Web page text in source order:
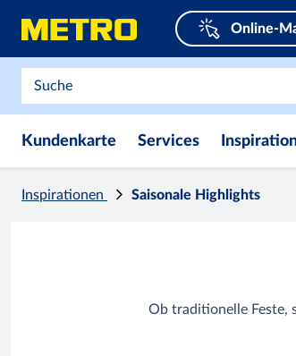
Online-
Kundenkarte Services
Inspirationen Saisonale Highlights
Ob traditionelle Feste,